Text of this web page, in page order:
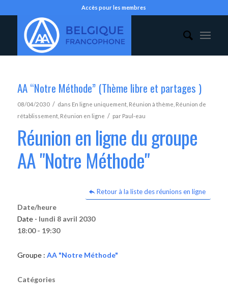
Accès pour les membres
AA “Notre Méthode” (Thème libre et partages )
08/04/2030 / dans En ligne uniquement, Réunion à thème Réunion de
rétablissement, Réunion en ligne / par Paul-eau
Réunion en ligne du groupe
AA "Notre Méthode"
Retour à la liste des réunions en ligne
Date/heure
Date - lundi 8 avril 2030
18:00 - 19:30
Groupe : AA "Notre Méthode"
Catégories